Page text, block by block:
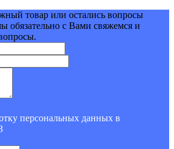
товар или остались вопросы
обязательно с Вами свяжемся и
персональных данных в